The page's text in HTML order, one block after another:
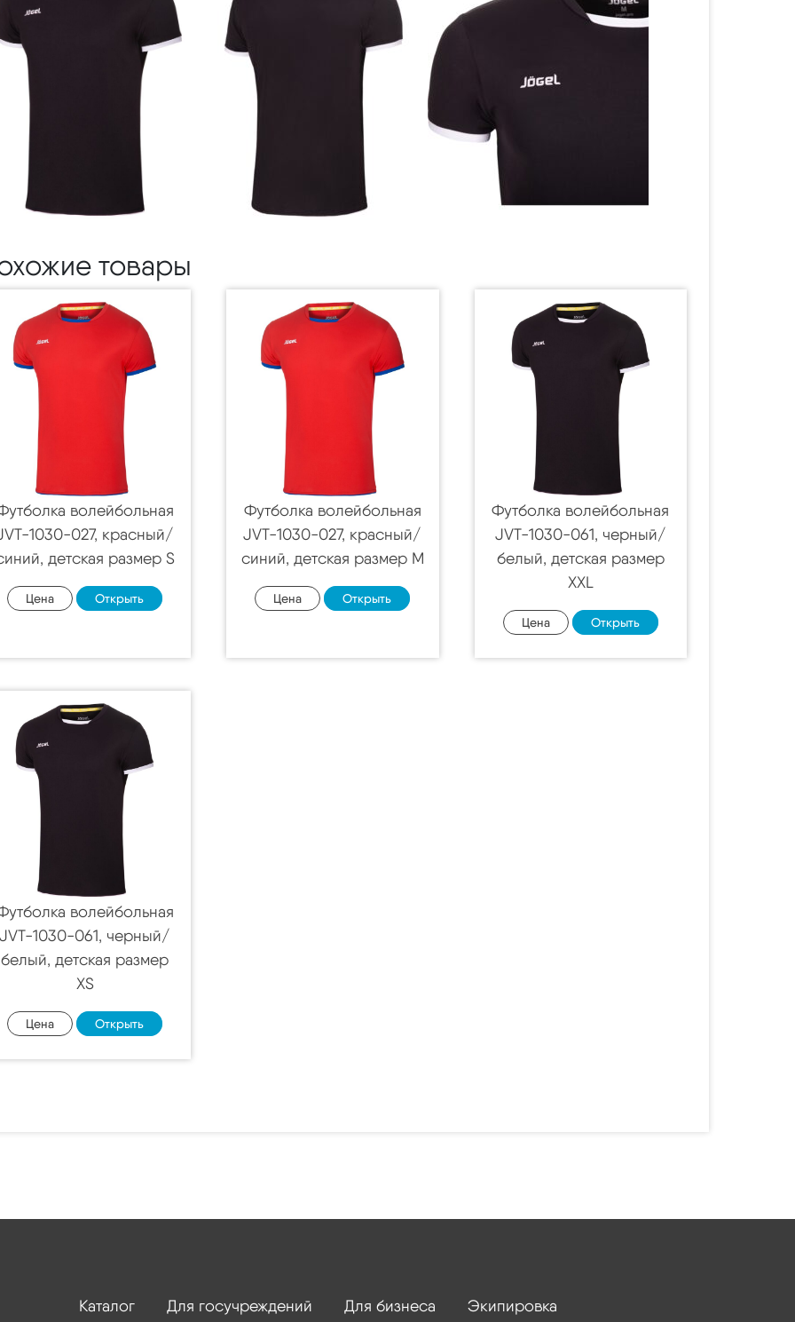
товары
волейбольная
1030-027, красный/
детская размер S
Цена Открыть
Футболка волейбольная
JVT-1030-027, красный/
синий, детская размер M
Цена Открыть
Футболка волейбольная
JVT-1030-061, черный/
белый, детская размер
XXL
Цена Открыть
волейбольная
JVT-1030-061, черный/
белый, детская размер
XS
Цена Открыть
Каталог Для госучреждений Для бизнеса Экипировка